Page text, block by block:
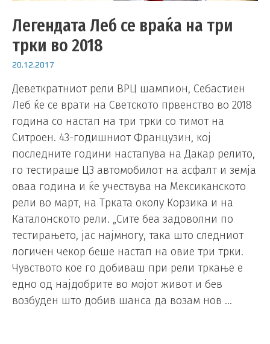
Легендата Леб се враќа на три
трки во 2018
20.12.2017
Деветкратниот рели ВРЦ шампион, Себастиен
Леб ќе се врати на Светското првенство во 2018
година со настап на три трки со тимот на
Ситроен. 43-годишниот Французин, кој
последните години настапува на Дакар релито,
го тестираше Ц3 автомобилот на асфалт и земја
оваа година и ќе учествува на Мексиканското
рели во март, на Трката околу Корзика и на
Каталонското рели. „Сите беа задоволни по
тестирањето, јас најмногу, така што следниот
логичен чекор беше настап на овие три трки.
Чувството кое го добиваш при рели тркање е
едно од најдобрите во мојот живот и бев
возбуден што добив шанса да возам нов …